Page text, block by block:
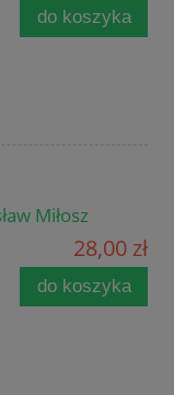
do koszyka
Miłosz
28,00 zł
do koszyka